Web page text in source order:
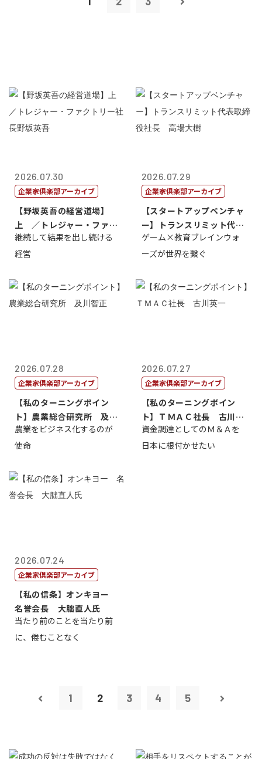
2026.07.30
企業家倶楽部アーカイブ
【野坂英吾の経営道場】
上 ／トレジャー・ファク
トリー社長野坂...
継続して結果を出し続ける
経営
2026.07.29
企業家倶楽部アーカイブ
【スタートアップベンチャ
ー】トランスリミット代表
取締役社長 ...
ゲーム×教育ブレインウォ
ーズが世界を繋ぐ
2026.07.28
企業家倶楽部アーカイブ
【私のターニングポイン
ト】農業総合研究所 及川
智正
農業をビジネス化するのが
使命
2026.07.27
企業家倶楽部アーカイブ
【私のターニングポイン
ト】ＴＭＡＣ社長 古川英
一
資金調達としてのＭ＆Ａを
日本に根付かせたい
2026.07.24
企業家倶楽部アーカイブ
【私の信条】オンキヨー
名誉会長 大朏直人氏
当たり前のことを当たり前
に、倦むことなく
1 2 3 4 5